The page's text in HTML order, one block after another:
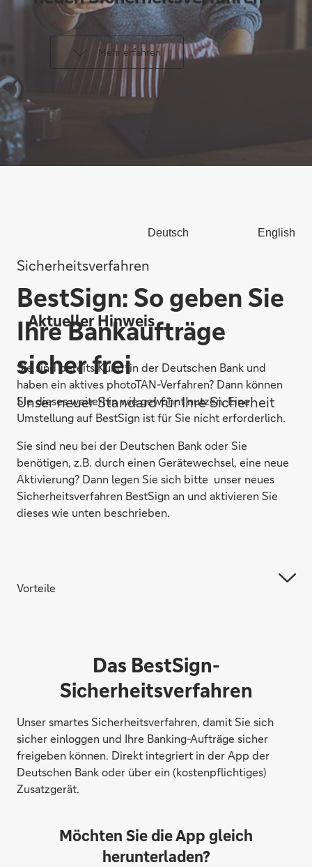
Sicherheitsverfahren
BestSign: So geben Sie
Ihre Bankaufträge
sicher frei
Unser neuer Standard für Ihre Sicherheit
Mehr erfahren
Deutsch English
Aktueller Hinweis
Sie sind bereits Kund*in der Deutschen Bank und
haben ein aktives photoTAN-Verfahren? Dann können
Sie dieses weiterhin wie gewohnt nutzen. Eine
Umstellung auf BestSign ist für Sie nicht erforderlich.
Sie sind neu bei der Deutschen Bank oder Sie
benötigen, z.B. durch einen Gerätewechsel, eine neue
Aktivierung? Dann legen Sie sich bitte unser neues
Sicherheitsverfahren BestSign an und aktivieren Sie
dieses wie unten beschrieben.
Vorteile
Das BestSign-
Sicherheitsverfahren
Unser smartes Sicherheitsverfahren, damit Sie sich
sicher einloggen und Ihre Banking-Aufträge sicher
freigeben können. Direkt integriert in der App der
Deutschen Bank oder über ein (kostenpflichtiges)
Zusatzgerät.
Möchten Sie die App gleich
herunterladen?